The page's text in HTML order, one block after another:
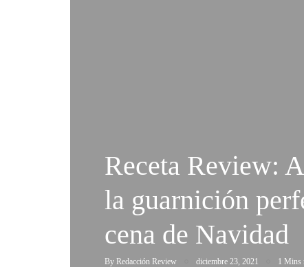
Receta Review:
la guarnición
cena de Navidad
By Redacción Review diciembre 23, 2021 1 Mins